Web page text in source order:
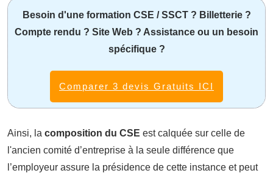
Besoin d'une formation CSE / SSCT ? Billetterie ?
Compte rendu ? Site Web ? Assistance ou un besoin
spécifique ?
Comparer 3 devis Gratuits ICI
Ainsi, la composition du CSE est calquée sur celle de
l'ancien comité d’entreprise à la seule différence que
l’employeur assure la présidence de cette instance et peut